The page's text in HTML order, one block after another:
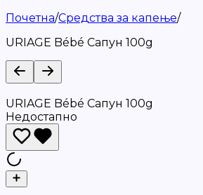
Почетна/Средства за капење/
URIAGE Bébé Сапун 100g
URIAGE Bébé Сапун 100g
Недостапно